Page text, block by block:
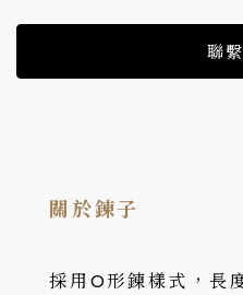
聯
關於鍊子
採用O形鍊樣式，